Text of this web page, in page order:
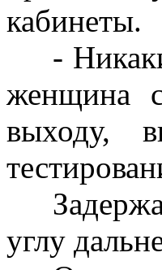
кабинеты.
-
женщина
выходу,
углу